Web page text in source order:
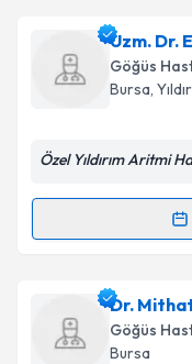
Doç. Dr.
oluşturun. Size
takvim
Kişisel
Uzm. Dr.
Göğüs
Bursa,
Özel Yıldırım Aritmi
Randevu
Uzm. Dr. Erkan
oluşturun. Size
takvim
Dr.
Göğüs
Bursa